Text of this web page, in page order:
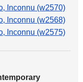
Inconnu (w2570)
Inconnu (w2568)
Inconnu (w2575)